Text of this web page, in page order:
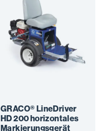
GRACO® LineDriver
HD 200 horizontales
Markierungsgerät